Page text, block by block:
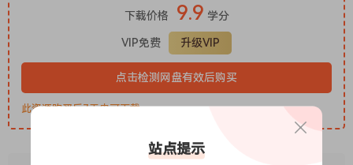
Gig Performer Version 5 comes with many new features and
enhancements. Here we explore a selection of the
highlights from the new features. Just hover over each tile
for more information (or tap each tile on a touch screen
device).
下载价格 9.9 学分
VIP免费 升级VIP
点击检测网盘有效后购买
此资源购买后7天内可下载。
站点提示